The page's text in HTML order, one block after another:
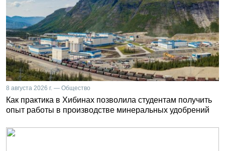
8 августа 2026 г. — Общество
Как практика в Хибинах позволила студентам получить
опыт работы в производстве минеральных удобрений